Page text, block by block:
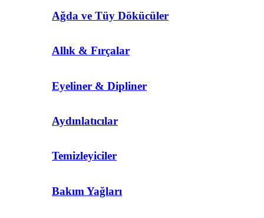
Ağda ve Tüy Dökücüler
Allık & Fırçalar
Eyeliner & Dipliner
Aydınlatıcılar
Temizleyiciler
Bakım Yağları